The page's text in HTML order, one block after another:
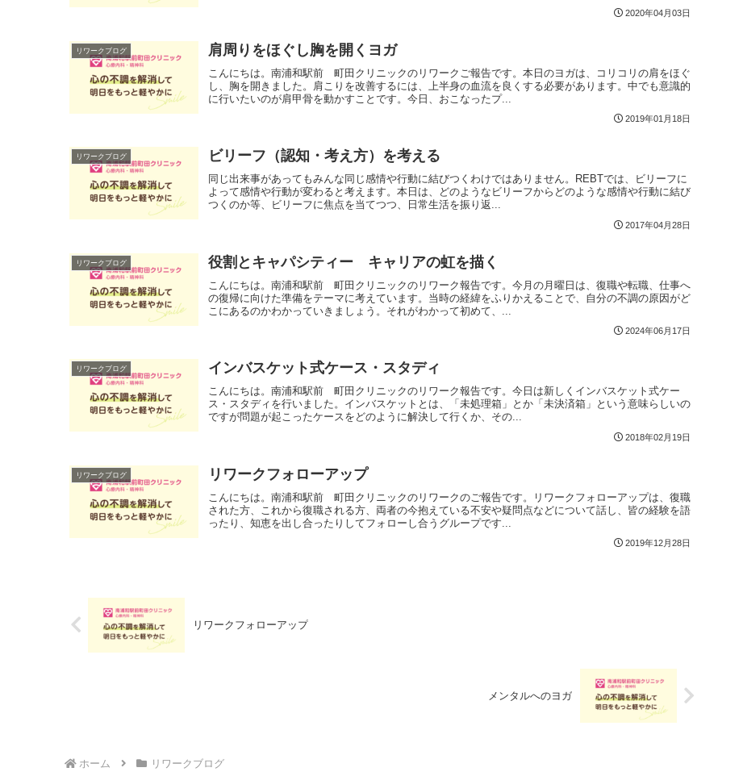
2020年04月03日
リワークブログ 肩周りをほぐし胸を開くヨガ
こんにちは。南浦和駅前 町田クリニックのリワークご報告です。本日のヨガは、コリコリの肩をほぐ
し、胸を開きました。肩こりを改善するには、上半身の血流を良くする必要があります。中でも意識的
に行いたいのが肩甲骨を動かすことです。今日、おこなったプ...
2019年01月18日
リワークブログ ビリーフ（認知・考え方）を考える
同じ出来事があってもみんな同じ感情や行動に結びつくわけではありません。REBTでは、ビリーフに
よって感情や行動が変わると考えます。本日は、どのようなビリーフからどのような感情や行動に結び
つくのか等、ビリーフに焦点を当てつつ、日常生活を振り返...
2017年04月28日
リワークブログ 役割とキャパシティー キャリアの虹を描く
こんにちは。南浦和駅前 町田クリニックのリワーク報告です。今月の月曜日は、復職や転職、仕事へ
の復帰に向けた準備をテーマに考えています。当時の経緯をふりかえることで、自分の不調の原因がど
こにあるのかわかっていきましょう。それがわかって初めて、...
2024年06月17日
リワークブログ インバスケット式ケース・スタディ
こんにちは。南浦和駅前 町田クリニックのリワーク報告です。今日は新しくインバスケット式ケー
ス・スタディを行いました。インバスケットとは、「未処理箱」とか「未決済箱」という意味らしいの
ですが問題が起こったケースをどのように解決して行くか、その...
2018年02月19日
リワークブログ リワークフォローアップ
こんにちは。南浦和駅前 町田クリニックのリワークのご報告です。リワークフォローアップは、復職
された方、これから復職される方、両者の今抱えている不安や疑問点などについて話し、皆の経験を語
ったり、知恵を出し合ったりしてフォローし合うグループです...
2019年12月28日
リワークフォローアップ
メンタルへのヨガ
ホーム リワークブログ